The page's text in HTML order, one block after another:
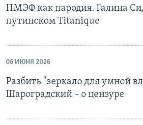
ПМЭФ как пародия. Галина
путинском Titanique
06 ИЮНЯ 2026
Разбить "зеркало для умной
Шароградский – о цензуре